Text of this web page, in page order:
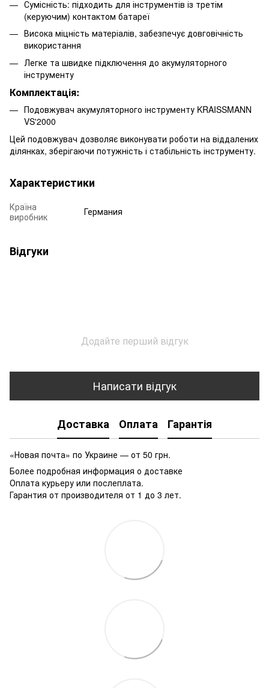
Сумісність: підходить для інструментів із третім
(керуючим) контактом батареї
Висока міцність матеріалів, забезпечує довговічність
використання
Легке та швидке підключення до акумуляторного
інструменту
Комплектація:
Подовжувач акумуляторного інструменту KRAISSMANN
VS'2000
Цей подовжувач дозволяє виконувати роботи на віддалених
ділянках, зберігаючи потужність і стабільність інструменту.
Характеристики
Країна
виробник
Германия
Відгуки
Додайте перший відгук
Написати відгук
Доставка Оплата Гарантія
«Новая почта» по Украине — от 50 грн.
Более подробная информация о доставке
Оплата курьеру или послеплата.
Гарантия от производителя от 1 до 3 лет.